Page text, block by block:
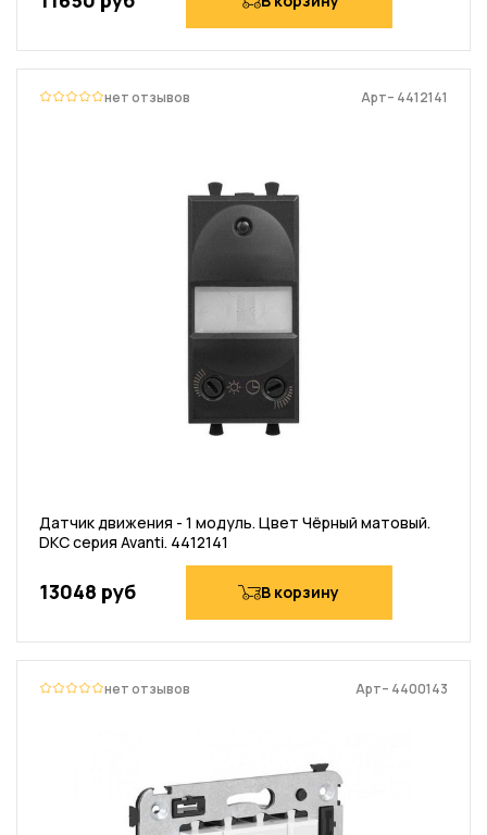
нет отзывов Арт– 4412141
Датчик движения - 1 модуль. Цвет Чёрный матовый.
DKC серия Avanti. 4412141
13048 руб В корзину
нет отзывов Арт– 4400143